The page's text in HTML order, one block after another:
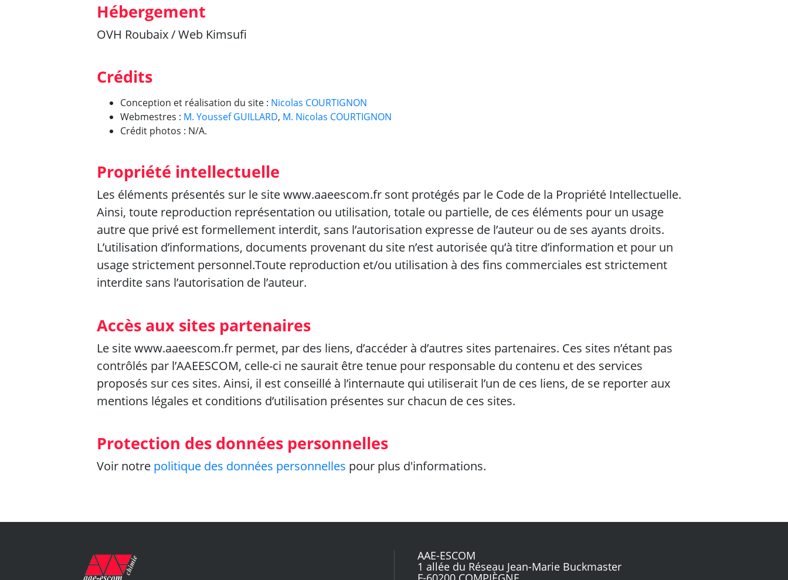
Hébergement
OVH Roubaix / Web Kimsufi
Crédits
Conception et réalisation du site : Nicolas COURTIGNON
Webmestres : M. Youssef GUILLARD, M. Nicolas COURTIGNON
Crédit photos : N/A.
Propriété intellectuelle
Les éléments présentés sur le site www.aaeescom.fr sont protégés par le Code de la Propriété Intellectuelle.
Ainsi, toute reproduction représentation ou utilisation, totale ou partielle, de ces éléments pour un usage
autre que privé est formellement interdit, sans l’autorisation expresse de l’auteur ou de ses ayants droits.
L’utilisation d’informations, documents provenant du site n’est autorisée qu’à titre d’information et pour un
usage strictement personnel.Toute reproduction et/ou utilisation à des fins commerciales est strictement
interdite sans l’autorisation de l’auteur.
Accès aux sites partenaires
Le site www.aaeescom.fr permet, par des liens, d’accéder à d’autres sites partenaires. Ces sites n’étant pas
contrôlés par l’AAEESCOM, celle-ci ne saurait être tenue pour responsable du contenu et des services
proposés sur ces sites. Ainsi, il est conseillé à l’internaute qui utiliserait l’un de ces liens, de se reporter aux
mentions légales et conditions d’utilisation présentes sur chacun de ces sites.
Protection des données personnelles
Voir notre politique des données personnelles pour plus d'informations.
AAE-ESCOM
1 allée du Réseau Jean-Marie Buckmaster